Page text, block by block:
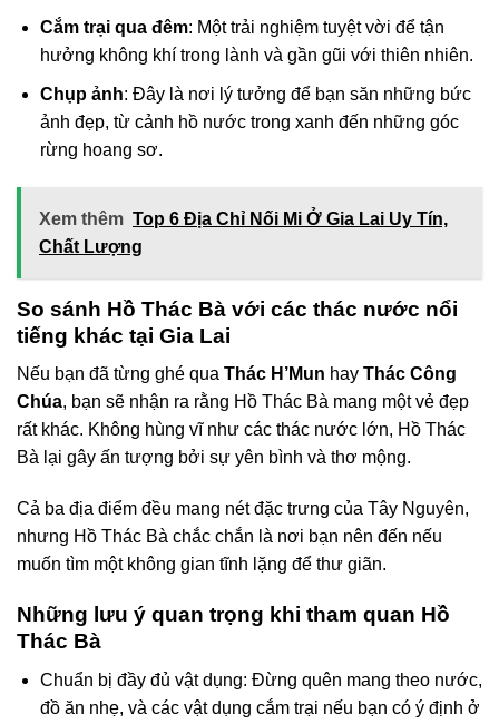
Cắm trại qua đêm: Một trải nghiệm tuyệt vời để tận
hưởng không khí trong lành và gần gũi với thiên nhiên.
Chụp ảnh: Đây là nơi lý tưởng để bạn săn những bức
ảnh đẹp, từ cảnh hồ nước trong xanh đến những góc
rừng hoang sơ.
Xem thêm Top 6 Địa Chỉ Nối Mi Ở Gia Lai Uy Tín,
Chất Lượng
So sánh Hồ Thác Bà với các thác nước nổi
tiếng khác tại Gia Lai
Nếu bạn đã từng ghé qua Thác H’Mun hay Thác Công
Chúa, bạn sẽ nhận ra rằng Hồ Thác Bà mang một vẻ đẹp
rất khác. Không hùng vĩ như các thác nước lớn, Hồ Thác
Bà lại gây ấn tượng bởi sự yên bình và thơ mộng.
Cả ba địa điểm đều mang nét đặc trưng của Tây Nguyên,
nhưng Hồ Thác Bà chắc chắn là nơi bạn nên đến nếu
muốn tìm một không gian tĩnh lặng để thư giãn.
Những lưu ý quan trọng khi tham quan Hồ
Thác Bà
Chuẩn bị đầy đủ vật dụng: Đừng quên mang theo nước,
đồ ăn nhẹ, và các vật dụng cắm trại nếu bạn có ý định ở